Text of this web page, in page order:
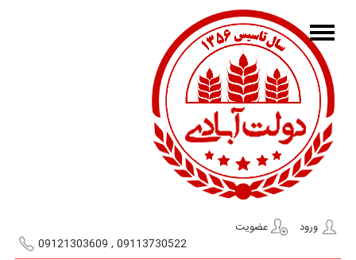
ورود
عضویت
09113730522 , 09121303609